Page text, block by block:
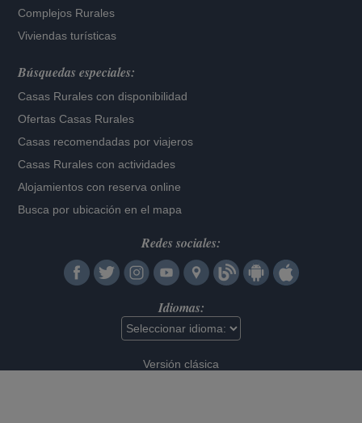
Complejos Rurales
Viviendas turísticas
Búsquedas especiales:
Casas Rurales con disponibilidad
Ofertas Casas Rurales
Casas recomendadas por viajeros
Casas Rurales con actividades
Alojamientos con reserva online
Busca por ubicación en el mapa
Redes sociales:
Idiomas:
Versión clásica